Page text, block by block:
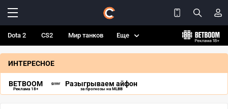
Dota 2 CS2 Мир танков Еще
ИНТЕРЕСНОЕ
BETBOOM
Реклама 18+
Разыгрываем айфон
за прогнозы на MLBB